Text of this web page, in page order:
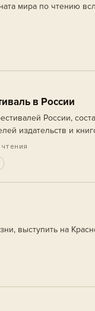
мира по чтению
в России
России,
издательств и
года. В опросе
выступить на